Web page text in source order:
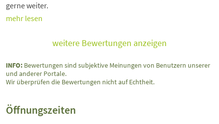
gerne weiter.
mehr lesen
weitere Bewertungen anzeigen
INFO: Bewertungen sind subjektive Meinungen von Benutzern unserer
und anderer Portale.
Wir überprüfen die Bewertungen nicht auf Echtheit.
Öffnungszeiten